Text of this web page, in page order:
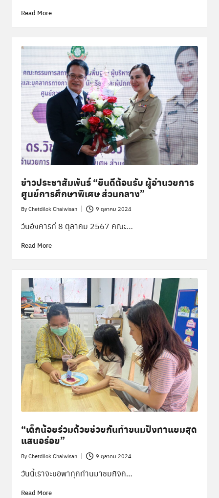
Read More
ข่าวประชาสัมพันธ์ “ยินดีต้อนรับ ผู้อำนวยการ
ศูนย์การศึกษาพิเศษ ส่วนกลาง”
Posted
by
ByChetdilok Chaiwisan 9 ตุลาคม 2024
วันอังคารที่ 8 ตุลาคม 2567 คณะ…
Read More
“เด็กน้อยร่วมด้วยช่วยกันทำขนมปังทาแยมสุด
แสนอร่อย”
Posted
by
ByChetdilok Chaiwisan 9 ตุลาคม 2024
วันนี้เราจะขอพาทุกท่านมาชมกิจก…
Read More